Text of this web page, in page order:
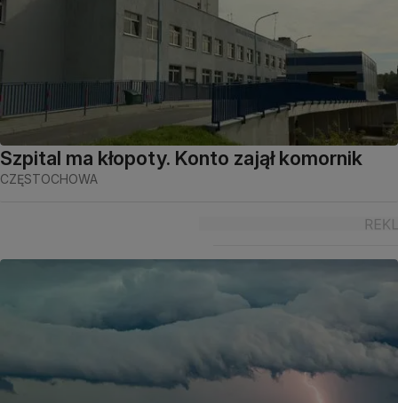
Szpital ma kłopoty. Konto zajął komornik
CZĘSTOCHOWA